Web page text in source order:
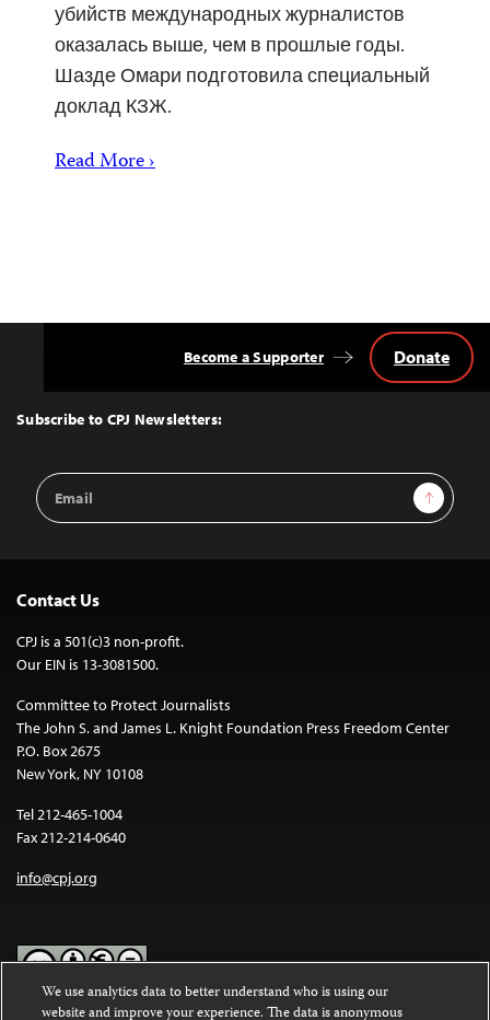
убийств международных журналистов
оказалась выше, чем в прошлые годы.
Шазде Омари подготовила специальный
доклад КЗЖ.
Read More ›
Top
Subscribe to CPJ Newsletters:
Email
Address
Sign Up
Become a Supporter Donate
Contact Us
CPJ is a 501(c)3 non-profit.
Our EIN is 13-3081500.
Committee to Protect Journalists
The John S. and James L. Knight Foundation Press Freedom Center
P.O. Box 2675
New York, NY 10108
Tel 212-465-1004
Fax 212-214-0640
info@cpj.org
We use analytics data to better understand who is using our
website and improve your experience. The data is anonymous